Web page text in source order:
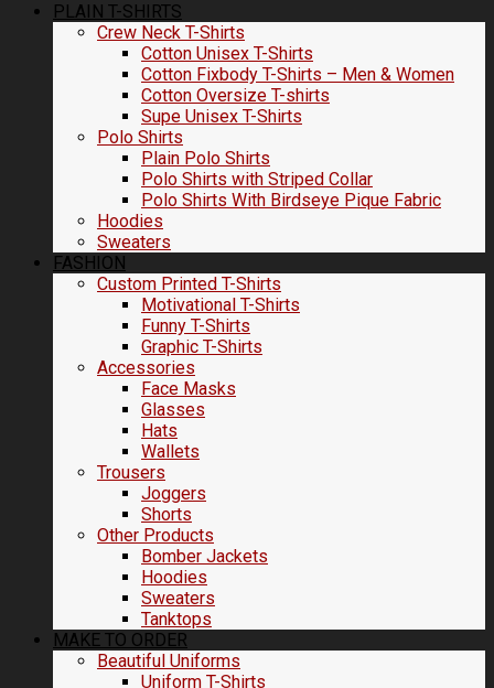
PLAIN T-SHIRTS
Crew Neck T-Shirts
Cotton Unisex T-Shirts
Cotton Fixbody T-Shirts – Men & Women
Cotton Oversize T-shirts
Supe Unisex T-Shirts
Polo Shirts
Plain Polo Shirts
Polo Shirts with Striped Collar
Polo Shirts With Birdseye Pique Fabric
Hoodies
Sweaters
FASHION
Custom Printed T-Shirts
Motivational T-Shirts
Funny T-Shirts
Graphic T-Shirts
Accessories
Face Masks
Glasses
Hats
Wallets
Trousers
Joggers
Shorts
Other Products
Bomber Jackets
Hoodies
Sweaters
Tanktops
MAKE TO ORDER
Beautiful Uniforms
Uniform T-Shirts